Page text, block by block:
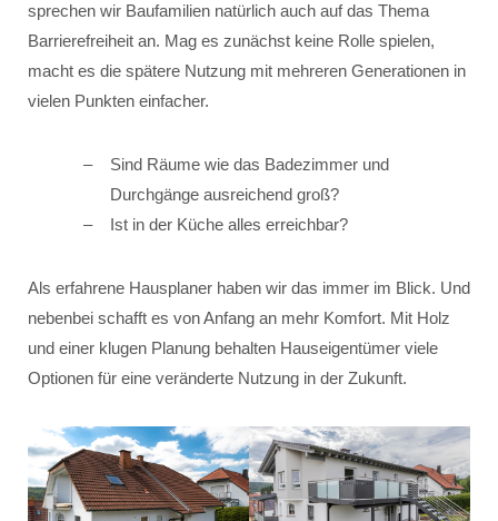
sprechen wir Baufamilien natürlich auch auf das Thema
Barrierefreiheit an. Mag es zunächst keine Rolle spielen,
macht es die spätere Nutzung mit mehreren Generationen in
vielen Punkten einfacher.
Sind Räume wie das Badezimmer und
Durchgänge ausreichend groß?
Ist in der Küche alles erreichbar?
Als erfahrene Hausplaner haben wir das immer im Blick. Und
nebenbei schafft es von Anfang an mehr Komfort. Mit Holz
und einer klugen Planung behalten Hauseigentümer viele
Optionen für eine veränderte Nutzung in der Zukunft.